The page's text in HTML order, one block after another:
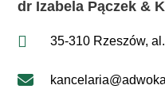
dr Izabela Pączek &
35-310 Rzeszów,